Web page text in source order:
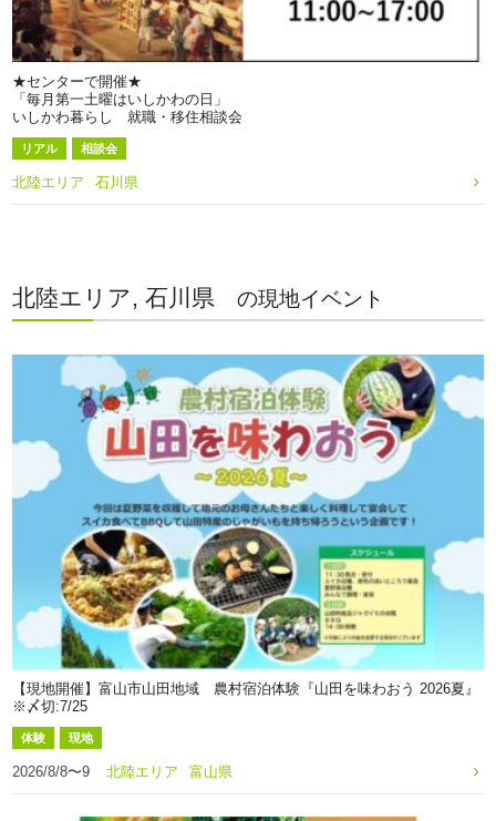
★センターで開催★
「毎月第一土曜はいしかわの日」
いしかわ暮らし 就職・移住相談会
リアル 相談会
北陸エリア 石川県
北陸エリア, 石川県 の現地イベント
【現地開催】富山市山田地域 農村宿泊体験『山田を味わおう 2026夏』
※〆切:7/25
体験 現地
2026/8/8〜9 北陸エリア 富山県